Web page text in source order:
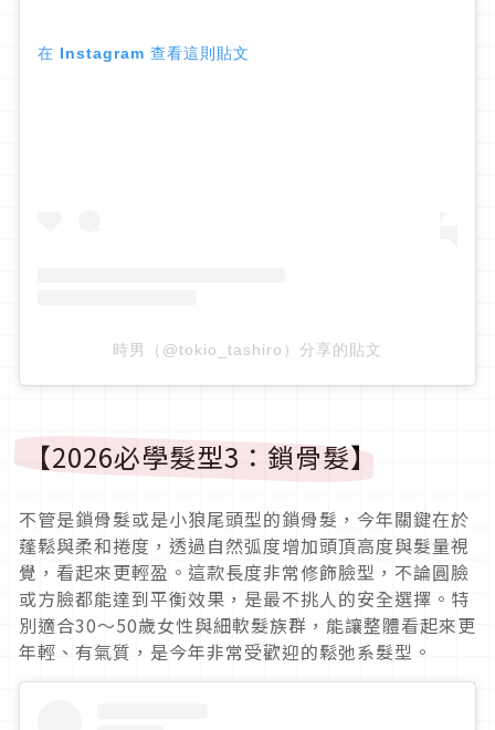
在 Instagram 查看這則貼文
時男（@tokio_tashiro）分享的貼文
【2026必學髮型3：鎖骨髮】
不管是鎖骨髮或是小狼尾頭型的鎖骨髮，今年關鍵在於
蓬鬆與柔和捲度，透過自然弧度增加頭頂高度與髮量視
覺，看起來更輕盈。這款長度非常修飾臉型，不論圓臉
或方臉都能達到平衡效果，是最不挑人的安全選擇。特
別適合30～50歲女性與細軟髮族群，能讓整體看起來更
年輕、有氣質，是今年非常受歡迎的鬆弛系髮型。